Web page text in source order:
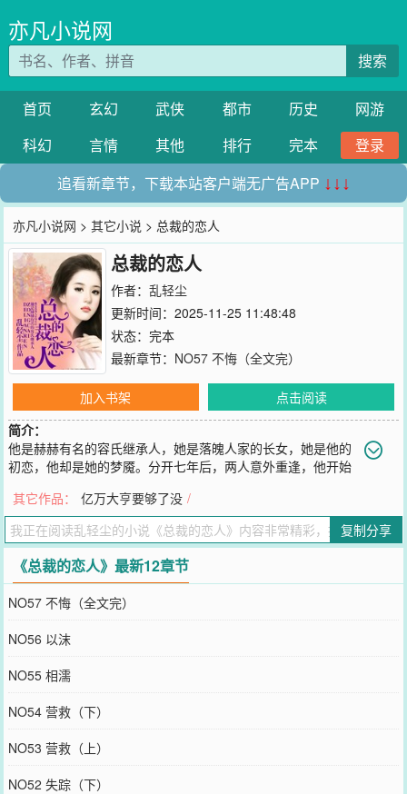
亦凡小说网
搜索
首页 玄幻 武侠 都市 历史
网游
科幻
言情 其他 排行 完本
登录
追看新章节，下载本站客户端无广告APP ↓↓↓
亦凡小说网 >其它小说 > 总裁的恋人
总裁的恋人
作者： 乱轻尘
更新时间：2025-11-25 11:48:48
状态：完本
最新章节： NO57 不悔（全文完）
加入书架
点击阅读
简介：
他是赫赫有名的容氏继承人，她是落魄人家的长女，她是他的
初恋，他却是她的梦魇。分开七年后，两人意外重逢，他开始
但成了他的专属煮饭婆，还被他里里外外吃得干干净净……当一切伪
装揭去层层面纱，当所有真相渐渐浮出水面，她方才知道，原来年少
时的那次相遇，他早就情根深种；原来那一年仲夏雨夜，她的不告而
别令他痛苦经年；原来七年的物换星移，他早已恋她如痴
您要是觉得《总裁的恋人》还不错的话请不要忘记向您QQ群和微博微
信里的朋友推荐哦！
其它作品： 亿万大亨要够了没 /
复制分享
《总裁的恋人》最新12章节
NO57 不悔（全文完）
NO56 以沫
NO55 相濡
NO54 营救（下）
NO53 营救（上）
NO52 失踪（下）